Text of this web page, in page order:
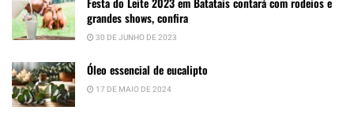
grandes shows, confira
30 DE JUNHO DE 2023
Óleo essencial de eucalipto
17 DE MAIO DE 2024